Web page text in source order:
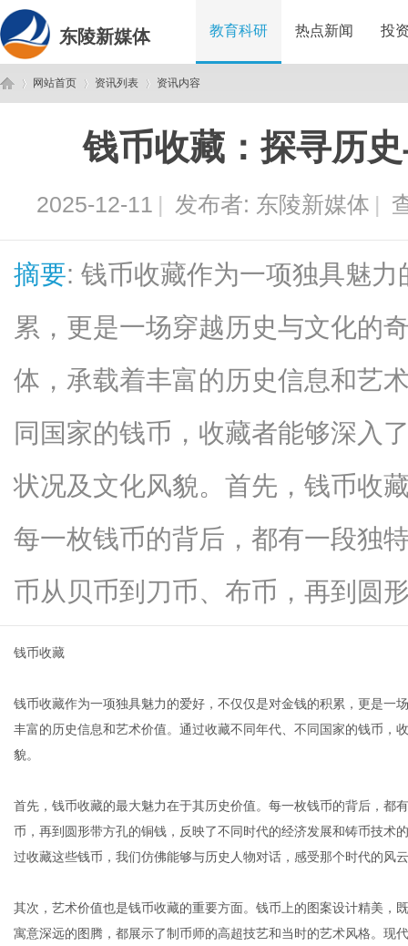
东陵新媒体 教育科研 热点新闻 投
网站首页 资讯列表
›
资讯内容
钱币收藏：探寻历
2025-12-11 | 发布者: 东陵新媒体 |
摘要: 钱币收藏作为一项独具魅
累，更是一场穿越历史与文化的
体，承载着丰富的历史信息和艺
同国家的钱币，收藏者能够深入
状况及文化风貌。首先，钱币收
每一枚钱币的背后，都有一段独
币从贝币到刀币、布币，再到圆
钱币收藏
钱币收藏作为一项独具魅力的爱好，不仅仅是对金钱的积累，更是一
丰富的历史信息和艺术价值。通过收藏不同年代、不同国家的钱币，
貌。
首先，钱币收藏的最大魅力在于其历史价值。每一枚钱币的背后，都
币，再到圆形带方孔的铜钱，反映了不同时代的经济发展和铸币技术
过收藏这些钱币，我们仿佛能够与历史人物对话，感受那个时代的风
其次，艺术价值也是钱币收藏的重要方面。钱币上的图案设计精美，
寓意深远的图腾，都展示了制币师的高超技艺和当时的艺术风格。现